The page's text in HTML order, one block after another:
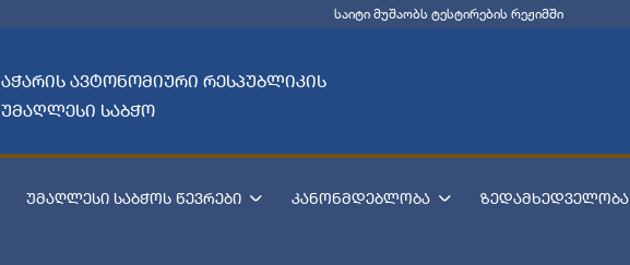
საიტი მუშაობს ტესტირების რეჟიმში
აჭარის ავტონომიური რესპუბლიკის
უმაღლესი საბჭო
უმაღლესი საბჭოს წევრები კანონმდებლობა ზედამხედველობა